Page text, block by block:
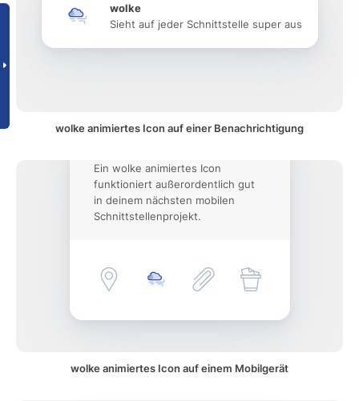
wolke
Sieht auf jeder Schnittstelle super aus
wolke animiertes Icon auf einer Benachrichtigung
Ein wolke animiertes Icon
funktioniert außerordentlich gut
in deinem nächsten mobilen
Schnittstellenprojekt.
wolke animiertes Icon auf einem Mobilgerät